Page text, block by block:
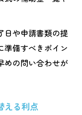
日や申請書類の提
準備すべきポイン
めの問い合わせが
える利点